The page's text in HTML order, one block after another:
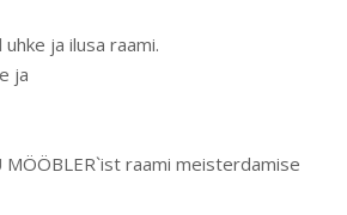
ja ilusa raami.
ja
raami meisterdamise